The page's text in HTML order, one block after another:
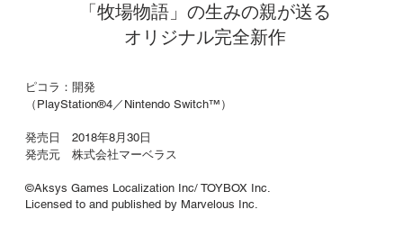
ピコラ：開発
（PlayStation®4／Nintendo Switch™）
発売日 2018年8月30日
発売元 株式会社マーベラス
©Aksys Games Localization Inc/ TOYBOX Inc.
Licensed to and published by Marvelous Inc.
「牧場物語」の生みの親が送る
オリジナル完全新作